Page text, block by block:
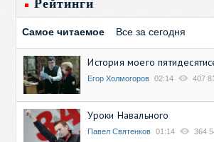
Рейтинги
Самое читаемое Все за сегодня
История моего
Егор Холмогоров 02:14 407
Уроки Навального
Павел Святенков 01:14 364